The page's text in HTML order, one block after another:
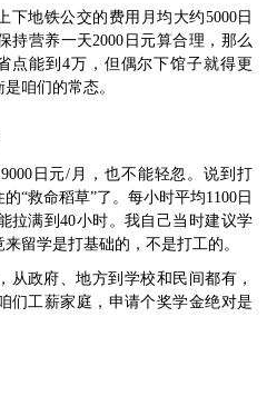
下地铁公交的费用月均大约5000日
持营养一天2000日元算合理，那么
点能到4万，但偶尔下馆子就得更
咱们的常态。
日元/月，也不能轻忽。说到打
“救命稻草”了。每小时平均1100日
拉满到40小时。我自己当时建议学
留学是打基础的，不是打工的。
从政府、地方到学校和民间都有，
们工薪家庭，申请个奖学金绝对是